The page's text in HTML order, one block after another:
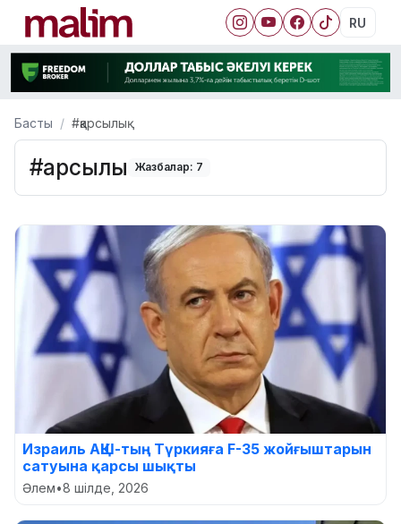
RU
Басты #қарсылық
#қарсылық Жазбалар: 7
Израиль АҚШ-тың Түркияға F-35 жойғыштарын
сатуына қарсы шықты
Әлем•8 шілде, 2026